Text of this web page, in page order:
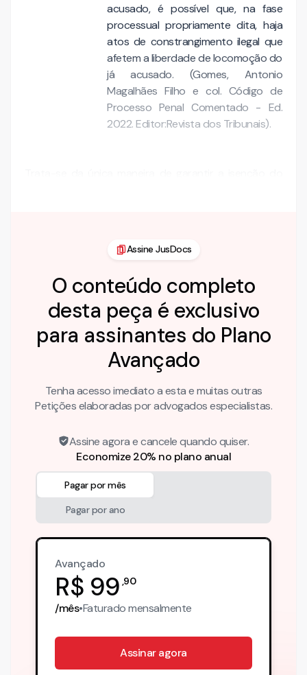
acusado, é possível que, na fase
processual propriamente dita, haja
atos de constrangimento ilegal que
afetem a liberdade de locomoção do
já acusado. (Gomes, Antonio
Magalhães Filho e col. Código de
Processo Penal Comentado - Ed.
2022. Editor:Revista dos Tribunais).
Assine JusDocs
O conteúdo completo
desta peça é exclusivo
para assinantes do Plano
Avançado
Tenha acesso imediato a esta e muitas outras
Petições elaboradas por advogados especialistas.
Assine agora e cancele quando quiser.
Economize 20% no plano anual
Pagar por mês
Pagar por ano
Avançado
R$ 99 ,90
/mês•Faturadomensalmente
Assinar agora